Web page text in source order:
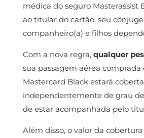
médica do seguro Masterassist
ao titular do cartão, seu
companheiro(a) e filhos
Com a nova regra, qualquer
sua passagem aérea comprada
Mastercard Black estará
independentemente de grau
de estar acompanhada pelo
Além disso, o valor da